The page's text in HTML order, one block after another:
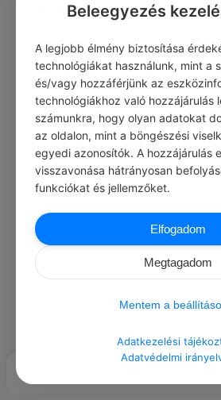
Load More
Beleegyezés
A legjobb élmény biztosítása
technológiákat használunk, mint a
és/vagy hozzáférjünk az
technológiákhoz való hozzájárulás
számunkra, hogy olyan adatokat
az oldalon, mint a böngészési
egyedi azonosítók. A hozzájárulás
visszavonása hátrányosan
funkciókat és jellemzőket.
Elfogadom
Megtagadom
Mentem a
Adatkezelési
Adatvédelmi